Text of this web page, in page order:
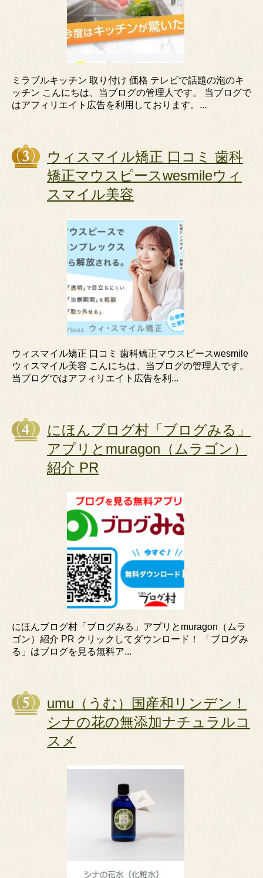
ミラブルキッチン 取り付け 価格 テレビで話題の泡のキ
ッチン こんにちは、当ブログの管理人です。 当ブログで
はアフィリエイト広告を利用しております。...
ウィスマイル矯正 口コミ 歯科
矯正マウスピースwesmileウィ
スマイル美容
ウィスマイル矯正 口コミ 歯科矯正マウスピースwesmile
ウィスマイル美容 こんにちは、当ブログの管理人です。
当ブログではアフィリエイト広告を利...
にほんブログ村「ブログみる」
アプリとmuragon（ムラゴン）
紹介 PR
にほんブログ村「ブログみる」アプリとmuragon（ムラ
ゴン）紹介 PR クリックしてダウンロード！ 「ブログみ
る」はブログを見る無料ア...
umu（うむ）国産和リンデン！
シナの花の無添加ナチュラルコ
スメ